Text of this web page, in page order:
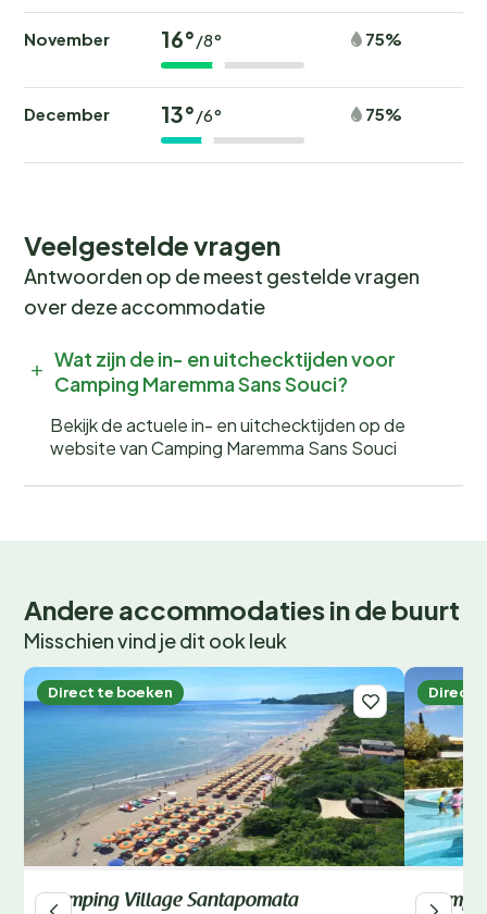
November 16° /8° 75%
December 13° /6° 75%
Veelgestelde vragen
Antwoorden op de meest gestelde vragen
over deze accommodatie
Wat zijn de in- en uitchecktijden voor
Camping Maremma Sans Souci?
Bekijk de actuele in- en uitchecktijden op de
website van Camping Maremma Sans Souci
Andere accommodaties in de buurt
Misschien vind je dit ook leuk
Direct te boeken
Camping Village Santapomata
Direct